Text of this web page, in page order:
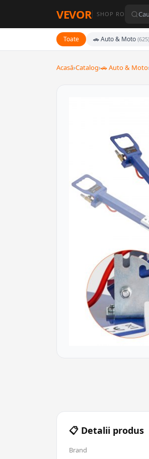
VEVOR SHOP RO
Toate 🚗 Auto & Moto (625)
Acasă›Catalog›🚗 Auto & Moto
📋 Detalii produs
Brand